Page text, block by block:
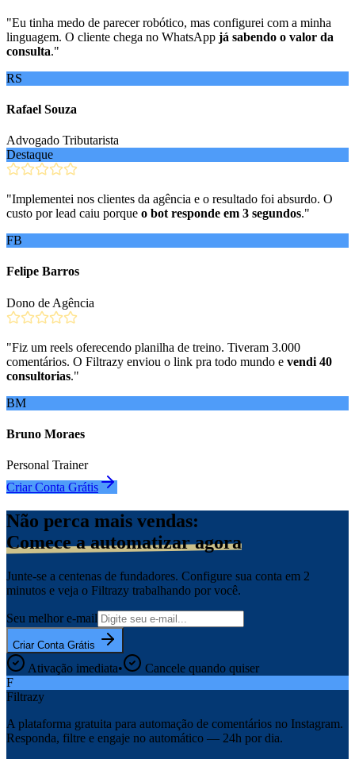
"Eu tinha medo de parecer robótico, mas configurei com a minha
linguagem. O cliente chega no WhatsApp já sabendo o valor da
consulta."
RS
Rafael Souza
Advogado Tributarista
Destaque
"Implementei nos clientes da agência e o resultado foi absurdo. O
custo por lead caiu porque o bot responde em 3 segundos."
FB
Felipe Barros
Dono de Agência
"Fiz um reels oferecendo planilha de treino. Tiveram 3.000
comentários. O Filtrazy enviou o link pra todo mundo e vendi 40
consultorias."
BM
Bruno Moraes
Personal Trainer
Criar Conta Grátis
Não perca mais vendas:
Comece a automatizar agora
Junte-se a centenas de fundadores. Configure sua conta em 2
minutos e veja o Filtrazy trabalhando por você.
Seu melhor e-mail
Criar Conta Grátis
Ativação imediata•
Cancele quando quiser
F
Filtrazy
A plataforma gratuita para automação de comentários no Instagram.
Responda, filtre e engaje no automático — 24h por dia.